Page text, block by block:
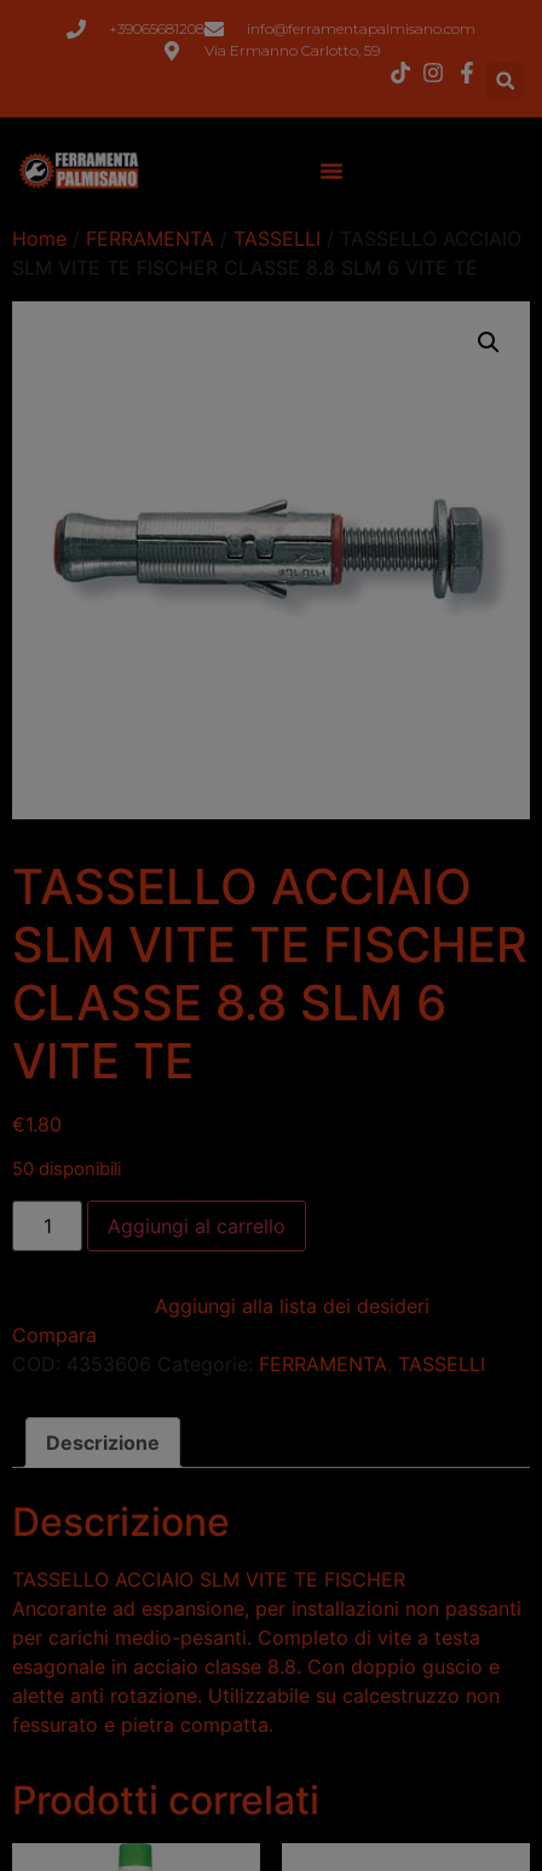
+39065681208
info@ferramentapalmisano.com
Via Ermanno Carlotto, 59
Home / FERRAMENTA / TASSELLI / TASSELLO ACCIAIO
SLM VITE TE FISCHER CLASSE 8.8 SLM 6 VITE TE
TASSELLO ACCIAIO
SLM VITE TE FISCHER
CLASSE 8.8 SLM 6
VITE TE
€1.80
50 disponibili
Aggiungi al carrello
Aggiungi alla lista dei desideri
Compara
COD: 4353606 Categorie: FERRAMENTA TASSELLI
Descrizione
Descrizione
TASSELLO ACCIAIO SLM VITE TE FISCHER
Ancorante ad espansione, per installazioni non passanti
per carichi medio-pesanti. Completo di vite a testa
esagonale in acciaio classe 8.8. Con doppio guscio e
alette anti rotazione. Utilizzabile su calcestruzzo non
fessurato e pietra compatta.
Prodotti correlati